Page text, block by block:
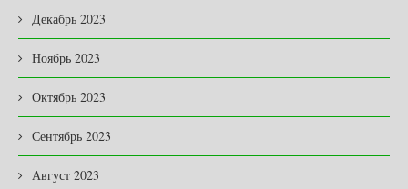
Декабрь 2023
Ноябрь 2023
Октябрь 2023
Сентябрь 2023
Август 2023